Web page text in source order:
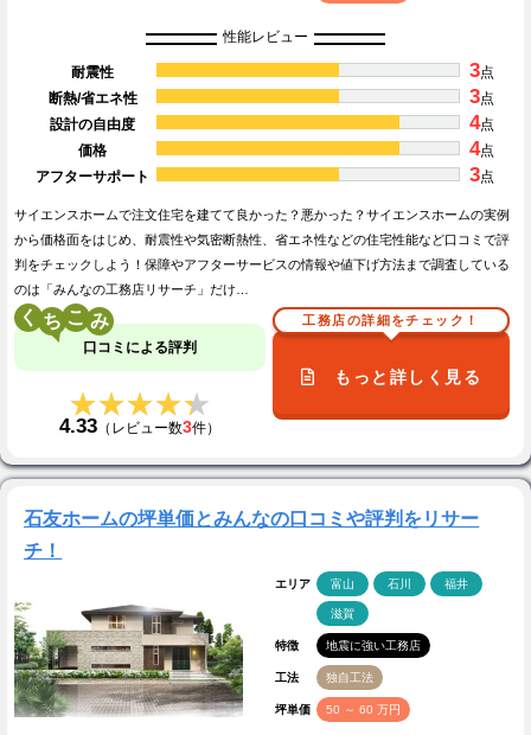
性能レビュー
耐震性 3点
断熱/省エネ性
3点
設計の自由度
4点
価格
4点
アフターサポート
3点
サイエンスホームで注文住宅を建てて良かった？悪かった？サイエンスホームの実例
から価格面をはじめ、耐震性や気密断熱性、省エネ性などの住宅性能など口コミで評
判をチェックしよう！保障やアフターサービスの情報や値下げ方法まで調査している
のは「みんなの工務店リサーチ」だけ…
く こ
口コミによる評判
★★★★★
★★★★★
4.33 （レビュー数3件）
工務店の詳細をチェック！
もっと詳しく見る
石友ホームの坪単価とみんなの口コミや評判をリサー
チ！
エリア 富山 石川 福井
滋賀
特徴 地震に強い工務店
工法 独自工法
坪単価 50 ～ 60 万円